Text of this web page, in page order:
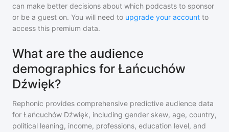
can make better decisions about which podcasts to sponsor
or be a guest on. You will need to upgrade your account to
access this premium data.
What are the audience
demographics for Łańcuchów
Dźwięk?
Rephonic provides comprehensive predictive audience data
for Łańcuchów Dźwięk, including gender skew, age, country,
political leaning, income, professions, education level, and